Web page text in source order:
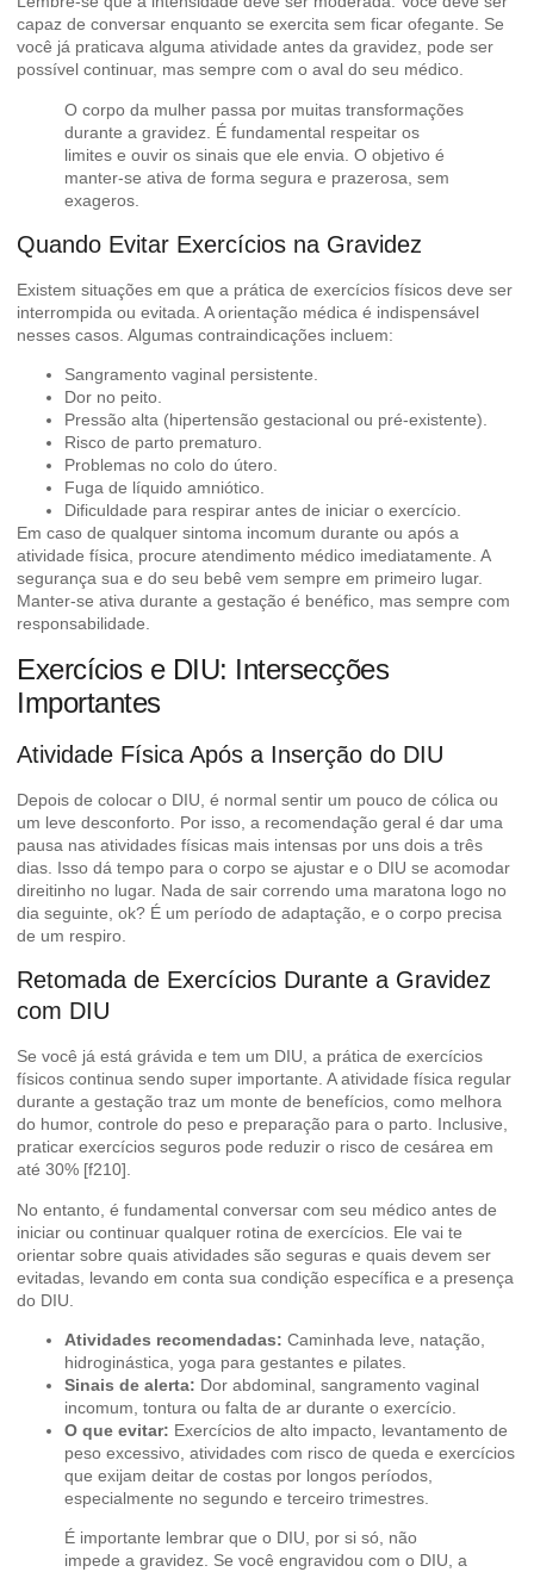
capaz de conversar enquanto se exercita sem ficar ofegante. Se
você já praticava alguma atividade antes da gravidez, pode ser
possível continuar, mas sempre com o aval do seu médico.
O corpo da mulher passa por muitas transformações
durante a gravidez. É fundamental respeitar os
limites e ouvir os sinais que ele envia. O objetivo é
manter-se ativa de forma segura e prazerosa, sem
exageros.
Quando Evitar Exercícios na Gravidez
Existem situações em que a prática de exercícios físicos deve ser
interrompida ou evitada. A orientação médica é indispensável
nesses casos. Algumas contraindicações incluem:
Sangramento vaginal persistente.
Dor no peito.
Pressão alta (hipertensão gestacional ou pré-existente).
Risco de parto prematuro.
Problemas no colo do útero.
Fuga de líquido amniótico.
Dificuldade para respirar antes de iniciar o exercício.
Em caso de qualquer sintoma incomum durante ou após a
atividade física, procure atendimento médico imediatamente. A
segurança sua e do seu bebê vem sempre em primeiro lugar.
Manter-se ativa durante a gestação é benéfico, mas sempre com
responsabilidade.
Exercícios e DIU: Intersecções
Importantes
Atividade Física Após a Inserção do DIU
Depois de colocar o DIU, é normal sentir um pouco de cólica ou
um leve desconforto. Por isso, a recomendação geral é dar uma
pausa nas atividades físicas mais intensas por uns dois a três
dias. Isso dá tempo para o corpo se ajustar e o DIU se acomodar
direitinho no lugar. Nada de sair correndo uma maratona logo no
dia seguinte, ok? É um período de adaptação, e o corpo precisa
de um respiro.
Retomada de Exercícios Durante a Gravidez
com DIU
Se você já está grávida e tem um DIU, a prática de exercícios
físicos continua sendo super importante. A atividade física regular
durante a gestação traz um monte de benefícios, como melhora
do humor, controle do peso e preparação para o parto. Inclusive,
praticar exercícios seguros pode reduzir o risco de cesárea em
até 30% [f210].
No entanto, é fundamental conversar com seu médico antes de
iniciar ou continuar qualquer rotina de exercícios. Ele vai te
orientar sobre quais atividades são seguras e quais devem ser
evitadas, levando em conta sua condição específica e a presença
do DIU.
Atividades recomendadas: Caminhada leve, natação,
hidroginástica, yoga para gestantes e pilates.
Sinais de alerta: Dor abdominal, sangramento vaginal
incomum, tontura ou falta de ar durante o exercício.
O que evitar: Exercícios de alto impacto, levantamento de
peso excessivo, atividades com risco de queda e exercícios
que exijam deitar de costas por longos períodos,
especialmente no segundo e terceiro trimestres.
É importante lembrar que o DIU, por si só, não
impede a gravidez. Se você engravidou com o DIU, a